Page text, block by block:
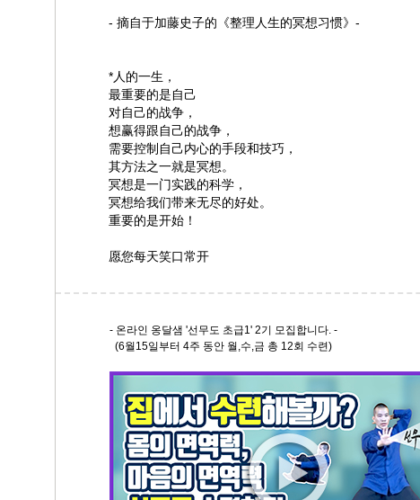
- 摘自于加藤史子的《整理人生的冥想习惯》-
*人的一生，
最重要的是自己
对自己的战争，
想赢得跟自己的战争，
需要控制自己内心的手段和技巧，
其方法之一就是冥想。
冥想是一门实践的科学，
冥想给我们带来无尽的好处。
重要的是开始！
愿您每天笑口常开
- 온라인 옹달샘 '선무도 초급1' 2기 모집합니다. -
(6월15일부터 4주 동안 월,수,금 총 12회 수련)